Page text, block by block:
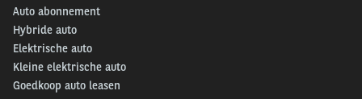
Auto abonnement
Hybride auto
Elektrische auto
Kleine elektrische auto
Goedkoop auto leasen